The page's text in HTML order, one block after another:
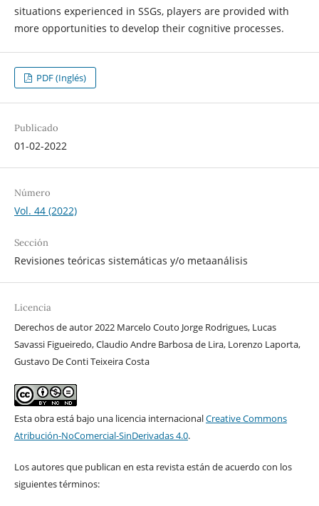
situations experienced in SSGs, players are provided with
more opportunities to develop their cognitive processes.
PDF (Inglés)
Publicado
01-02-2022
Número
Vol. 44 (2022)
Sección
Revisiones teóricas sistemáticas y/o metaanálisis
Licencia
Derechos de autor 2022 Marcelo Couto Jorge Rodrigues, Lucas
Savassi Figueiredo, Claudio Andre Barbosa de Lira, Lorenzo Laporta,
Gustavo De Conti Teixeira Costa
Esta obra está bajo una licencia internacionalCreative Commons
Atribución-NoComercial-SinDerivadas 4.0.
Los autores que publican en esta revista están de acuerdo con los
siguientes términos: